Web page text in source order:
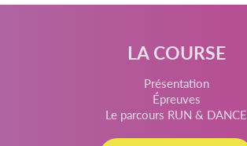
LA COURSE
Présentation
Épreuves
Le parcours RUN & DANCE